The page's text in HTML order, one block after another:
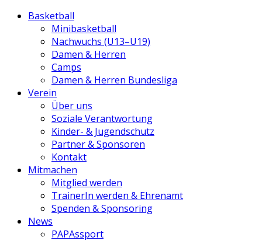
Basketball
Minibasketball
Nachwuchs (U13–U19)
Damen & Herren
Camps
Damen & Herren Bundesliga
Verein
Über uns
Soziale Verantwortung
Kinder- & Jugendschutz
Partner & Sponsoren
Kontakt
Mitmachen
Mitglied werden
TrainerIn werden & Ehrenamt
Spenden & Sponsoring
News
PAPAssport